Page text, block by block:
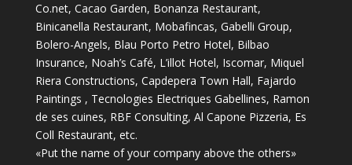
Co.net, Cacao Garden, Bonanza Restaurant,
Binicanella Restaurant, Mobafincas, Gabelli Group,
Bolero-Angels, Blau Porto Petro Hotel, Bilbao
Insurance, Noah’s Café, L’illot Hotel, Iscomar, Miquel
Riera Constructions, Capdepera Town Hall, Fajardo
Paintings , Tecnologies Electriques Gabellines, Ramon
de ses cuines, RBF Consulting, Al Capone Pizzeria, Es
Coll Restaurant, etc.
«Put the name of your company above the others»